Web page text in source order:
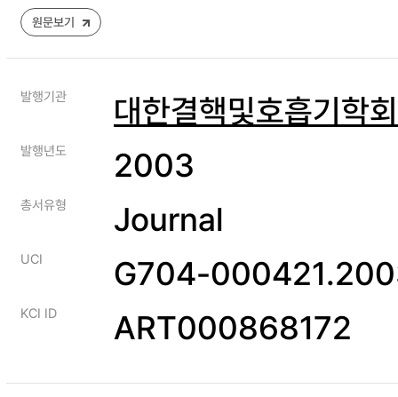
원문보기
발행기관 대한결핵및호흡기학회
발행년도 2003
총서유형 Journal
UCI G704-
KCI ID ART000868172